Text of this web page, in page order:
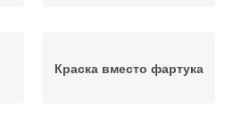
Краска вместо фартука